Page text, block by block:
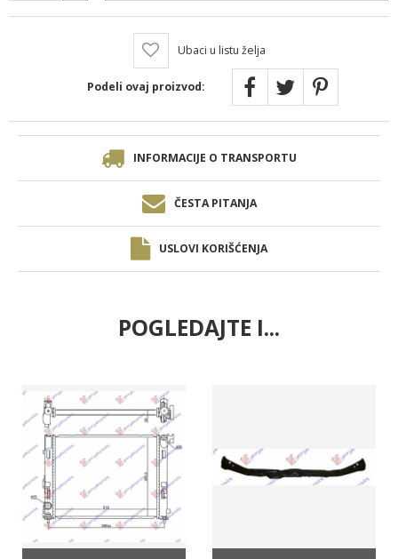
Ubaci u listu želja
Podeli ovaj proizvod:
INFORMACIJE O TRANSPORTU
ČESTA PITANJA
USLOVI KORIŠĆENJA
POGLEDAJTE I...